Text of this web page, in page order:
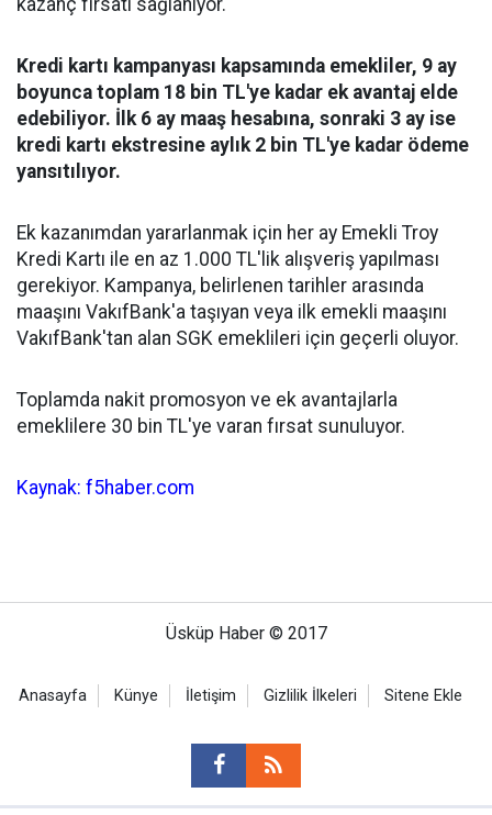
kazanç fırsatı sağlanıyor.
Kredi kartı kampanyası kapsamında emekliler, 9 ay
boyunca toplam 18 bin TL'ye kadar ek avantaj elde
edebiliyor. İlk 6 ay maaş hesabına, sonraki 3 ay ise
kredi kartı ekstresine aylık 2 bin TL'ye kadar ödeme
yansıtılıyor.
Ek kazanımdan yararlanmak için her ay Emekli Troy
Kredi Kartı ile en az 1.000 TL'lik alışveriş yapılması
gerekiyor. Kampanya, belirlenen tarihler arasında
maaşını VakıfBank'a taşıyan veya ilk emekli maaşını
VakıfBank'tan alan SGK emeklileri için geçerli oluyor.
Toplamda nakit promosyon ve ek avantajlarla
emeklilere 30 bin TL'ye varan fırsat sunuluyor.
Kaynak: f5haber.com
Üsküp Haber © 2017
Anasayfa Künye İletişim Gizlilik İlkeleri Sitene Ekle